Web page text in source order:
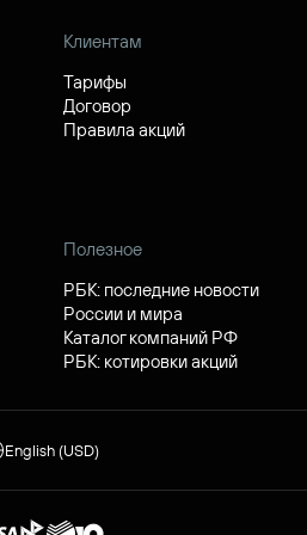
Клиентам
Тарифы
Договор
Правила акций
Полезное
РБК: последние новости
России и мира
Каталог компаний РФ
РБК: котировки акций
English (USD)